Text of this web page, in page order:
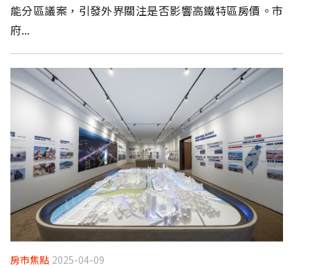
能分區議案，引發外界關注是否影響高鐵特區房價。市
府...
房市焦點 2025-04-09